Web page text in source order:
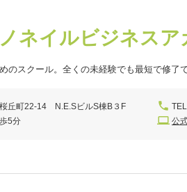
ネイルビジネスア
のスクール。全くの未経験でも最短で修了
丘町22-14 N.E.SビルS棟B３F
5分
公